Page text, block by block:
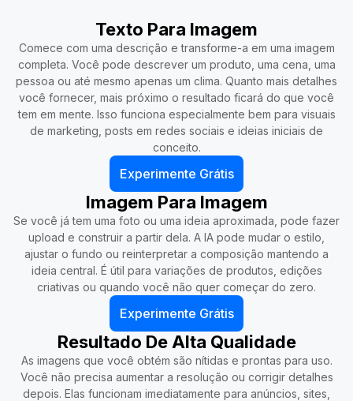
Texto Para Imagem
Comece com uma descrição e transforme-a em uma imagem
completa. Você pode descrever um produto, uma cena, uma
pessoa ou até mesmo apenas um clima. Quanto mais detalhes
você fornecer, mais próximo o resultado ficará do que você
tem em mente. Isso funciona especialmente bem para visuais
de marketing, posts em redes sociais e ideias iniciais de
conceito.
Experimente Grátis
Imagem Para Imagem
Se você já tem uma foto ou uma ideia aproximada, pode fazer
upload e construir a partir dela. A IA pode mudar o estilo,
ajustar o fundo ou reinterpretar a composição mantendo a
ideia central. É útil para variações de produtos, edições
criativas ou quando você não quer começar do zero.
Experimente Grátis
Resultado De Alta Qualidade
As imagens que você obtém são nítidas e prontas para uso.
Você não precisa aumentar a resolução ou corrigir detalhes
depois. Elas funcionam imediatamente para anúncios, sites,